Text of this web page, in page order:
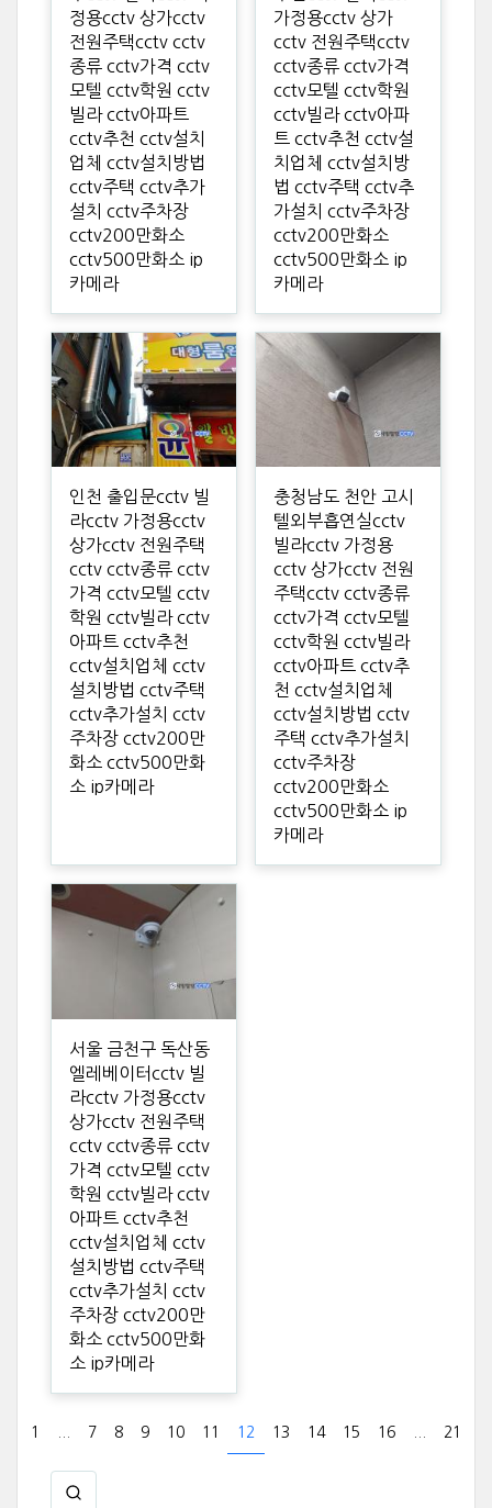
정용cctv 상가cctv
전원주택cctv cctv
종류 cctv가격 cctv
모텔 cctv학원 cctv
빌라 cctv아파트
cctv추천 cctv설치
업체 cctv설치방법
cctv주택 cctv추가
설치 cctv주차장
cctv200만화소
cctv500만화소 ip
카메라
가정용cctv 상가
cctv 전원주택cctv
cctv종류 cctv가격
cctv모텔 cctv학원
cctv빌라 cctv아파
트 cctv추천 cctv설
치업체 cctv설치방
법 cctv주택 cctv추
가설치 cctv주차장
cctv200만화소
cctv500만화소 ip
카메라
인천 출입문cctv 빌
라cctv 가정용cctv
상가cctv 전원주택
cctv cctv종류 cctv
가격 cctv모텔 cctv
학원 cctv빌라 cctv
아파트 cctv추천
cctv설치업체 cctv
설치방법 cctv주택
cctv추가설치 cctv
주차장 cctv200만
화소 cctv500만화
소 ip카메라
충청남도 천안 고시
텔외부흡연실cctv
빌라cctv 가정용
cctv 상가cctv 전원
주택cctv cctv종류
cctv가격 cctv모텔
cctv학원 cctv빌라
cctv아파트 cctv추
천 cctv설치업체
cctv설치방법 cctv
주택 cctv추가설치
cctv주차장
cctv200만화소
cctv500만화소 ip
카메라
서울 금천구 독산동
엘레베이터cctv 빌
라cctv 가정용cctv
상가cctv 전원주택
cctv cctv종류 cctv
가격 cctv모텔 cctv
학원 cctv빌라 cctv
아파트 cctv추천
cctv설치업체 cctv
설치방법 cctv주택
cctv추가설치 cctv
주차장 cctv200만
화소 cctv500만화
소 ip카메라
1 7 8 9 10 11 12 13 14 15 16 21